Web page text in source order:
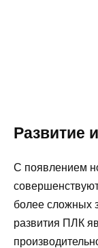
Развитие
С появлением
более сложных
развития ПЛК